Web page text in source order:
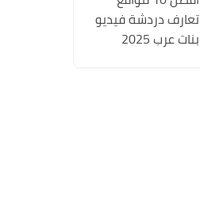
تعارف دردشة فيديو
بنات عرب 2025